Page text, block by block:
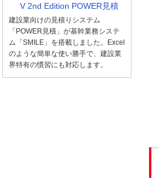
V 2nd Edition POWER見積
建設業向けの見積りシステム
「POWER見積」が基幹業務システ
ム「SMILE」を搭載しました。Excel
のような簡単な使い勝手で、建設業
界特有の慣習にも対応します。